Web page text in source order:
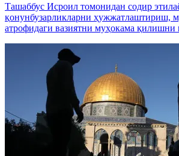
Ташаббус Исроил томонидан содир
қонунбузарликларни ҳужжатлаштириш,
атрофидаги вазиятни муҳокама қилишни